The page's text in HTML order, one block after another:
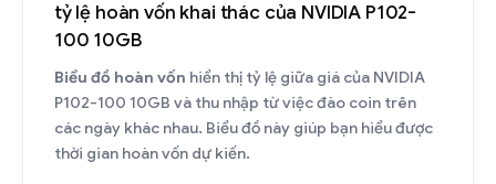
tỷ lệ hoàn vốn khai thác của NVIDIA P102-
100 10GB
Biểu đồ hoàn vốn hiển thị tỷ lệ giữa giá của NVIDIA
P102-100 10GB và thu nhập từ việc đào coin trên
các ngày khác nhau. Biểu đồ này giúp bạn hiểu được
thời gian hoàn vốn dự kiến.